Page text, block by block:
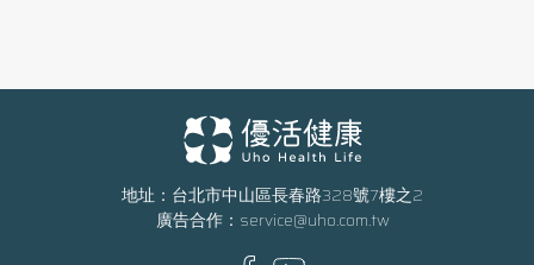
就是業者自主管理沒有落實，在做任何食品時，除了要有良心外，
也要敢給自己的家人食用，而不是只單純用來販售，自己卻不敢食
用。第二當食安問題爆發時，很多學者、主管機關都會拿ADI（每日
最大安全攝食量）來計算，灌輸民眾「微量無害」的觀念，但換個
方式想，如果每種食品中都有微量毒害，累計下來就會產生健康危
唱，以傳達內心對捐贈者的感恩及感動。最後活動移到第三醫療大
樓一樓的器捐紀念牆前，此面器捐紀念牆是由奇美集團創辦人許文
龍於98年為了紀念器官捐贈者的奉獻所題字打造。活動的尾聲由器
官捐贈者家屬及受贈者共同獻花向紀念牆上的捐贈者致意，表達無
限的追思及感謝之意。沒有這些人的大愛奉獻，就無法有新生命的
地址：台北市中山區長春路328號7樓之2
廣告合作： service@uho.com.tw